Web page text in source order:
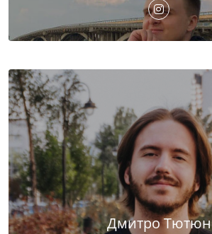
Дмитро Тютюн